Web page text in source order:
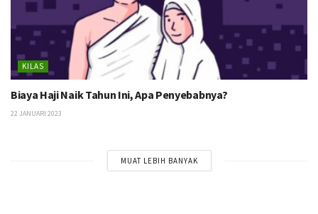
KILAS
Biaya Haji Naik Tahun Ini, Apa Penyebabnya?
22 JANUARI 2023
MUAT LEBIH BANYAK